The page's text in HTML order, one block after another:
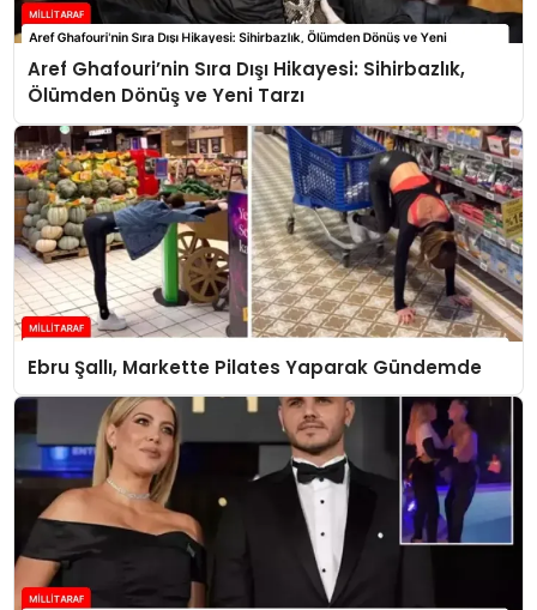
Aref Ghafouri’nin Sıra Dışı Hikayesi: Sihirbazlık,
Ölümden Dönüş ve Yeni Tarzı
Ebru Şallı, Markette Pilates Yaparak Gündemde